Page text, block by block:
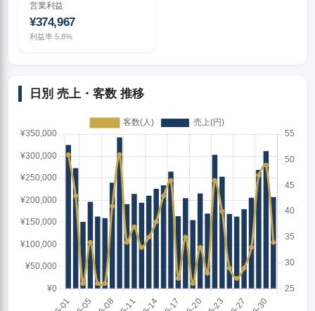
営業利益
¥374,967
利益率 5.8%
日別 売上・客数 推移